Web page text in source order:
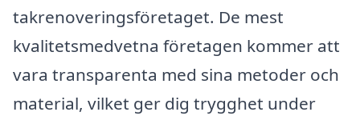
takrenoveringsföretaget. De mest
kvalitetsmedvetna företagen kommer att
vara transparenta med sina metoder och
material, vilket ger dig trygghet under